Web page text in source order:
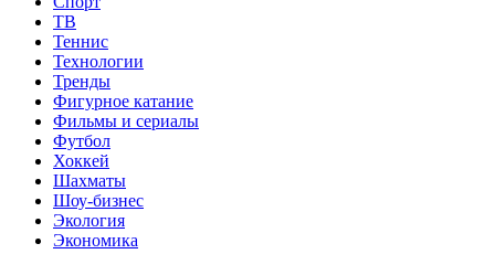
ТВ
Теннис
Технологии
Тренды
Фигурное катание
Фильмы и сериалы
Футбол
Хоккей
Шахматы
Шоу-бизнес
Экология
Экономика